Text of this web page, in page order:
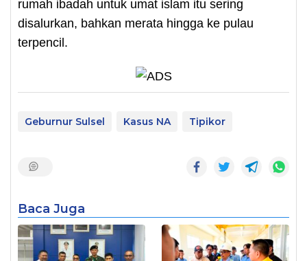
rumah ibadah untuk umat islam itu sering
disalurkan, bahkan merata hingga ke pulau
terpencil.
Geburnur Sulsel Kasus NA Tipikor
Baca Juga